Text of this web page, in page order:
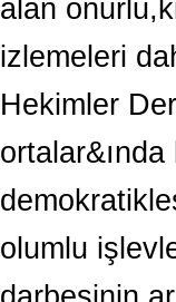
alan
izlemeleri
Hekimler
olumlu